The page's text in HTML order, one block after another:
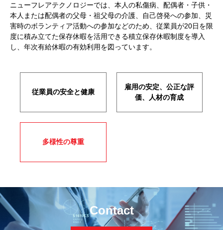
ニューフレアテクノロジーでは、本人の私傷病、配偶者・子供・
本人または配偶者の父母・祖父母の介護、自己啓発への参加、災
害時のボランティア活動への参加などのため、従業員が20日を限
度に積み立てた保存休暇を活用できる積立保存休暇制度を導入
し、年次有給休暇の有効利用を図っています。
従業員の安全と健康
雇用の安定、公正な評
価、人材の育成
多様性の尊重
Contact